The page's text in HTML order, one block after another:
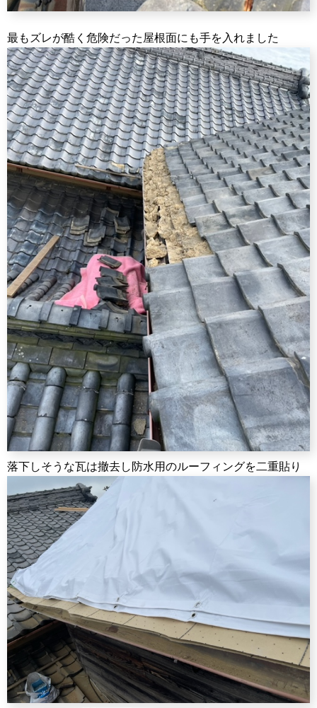
最もズレが酷く危険だった屋根面にも手を入れました
落下しそうな瓦は撤去し防水用のルーフィングを二重貼り